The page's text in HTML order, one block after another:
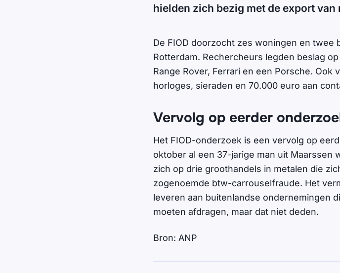
hielden zich bezig met de export van
De FIOD doorzocht zes woningen en twee
Rotterdam. Rechercheurs legden beslag
Range Rover, Ferrari en een Porsche. Ook
horloges, sieraden en 70.000 euro aan
Vervolg op eerder
Het FIOD-onderzoek is een vervolg op
oktober al een 37-jarige man uit Maarssen
zich op drie groothandels in metalen die
zogenoemde btw-carrouselfraude. Het
leveren aan buitenlandse ondernemingen
moeten afdragen, maar dat niet deden.
Bron: ANP